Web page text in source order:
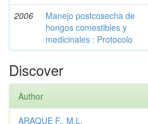
2006
Manejo postcosecha de
hongos comestibles y
medicinales : Protocolo
Discover
Author
ARAQUE F., M.L.